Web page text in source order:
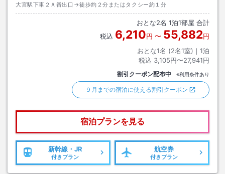
大宮駅下車２Ａ番出口→徒歩約２分またはタクシー約１分
おとな2名 1泊1部屋 合計
税込 6,210円 〜 55,882円
おとな1名 (2名1室)｜ 1泊
税込 3,105円〜27,941円
割引クーポン配布中 ※利用条件あり
９月までの宿泊に使える割引クーポン
宿泊プランを見る
新幹線・JR
付きプラン
航空券
付きプラン